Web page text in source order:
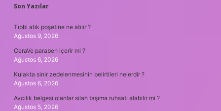
SIDEBAR
Son Yazılar
Tıbbi atık poşetine ne atılır ?
Ağustos 9, 2026
CeraVe paraben içerir mi ?
Ağustos 6, 2026
Kulakta sinir zedelenmesinin belirtileri nelerdir ?
Ağustos 6, 2026
Avcılık belgesi olanlar silah taşıma ruhsatı alabilir mi ?
Ağustos 5, 2026